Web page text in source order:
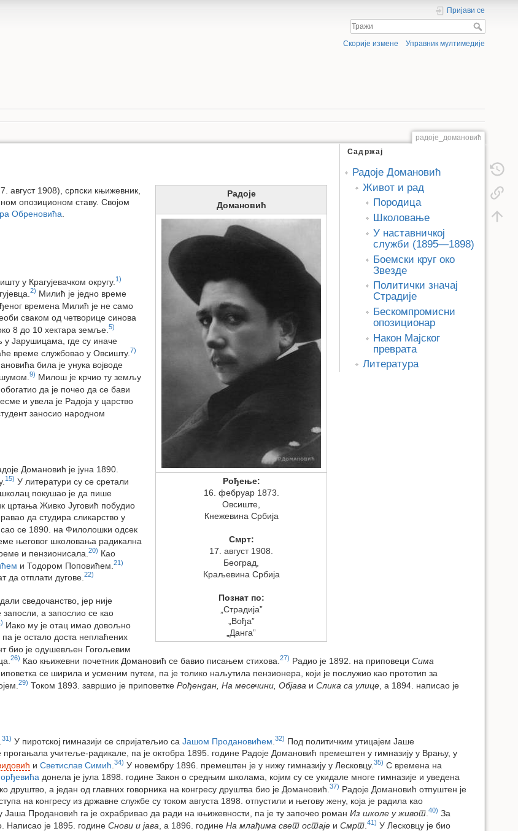
Пријави се
Скорије измене Управник мултимедије
радоје_домановић
Садржај
Радоје Домановић
Живот и рад
Породица
Школовање
У наставничкој
служби (1895—1898)
Боемски круг око
Звезде
Политички значај
Страдије
Бескомпромисни
опозиционар
Након Мајског
преврата
Литература
Радоје
Домановић
Рођење:
16. фебруар 1873.
Овсиште,
Кнежевина Србија
Смрт:
17. август 1908.
Београд,
Краљевина Србија
Познат по:
„Страдија”
„Вођа”
„Данга”
1908), српски књижевник,
опозиционом ставу. Својом
Обреновића.
у Крагујевачком округу. 1)
2) Милић је једно време
времена Милић је не само
сваком од четворице синова
8 до 10 хектара земље. 5)
у Јарушицама, где су иначе
време службовао у Овсишту. 7)
била је унука војводе
9) Милош је крчио ту земљу
да је почео да се бави
и увела је Радоја у царство
заносио народном
Домановић је јуна 1890.
15) У литератури су се сретали
покушао је да пише
цртања Живко Југовић побудио
да студира сликарство у
се 1890. на Филолошки одсек
његовог школовања радикална
и пензионисала. 20) Као
и Тодором Поповићем. 21)
да отплати дугове. 22)
сведочанство, јер није
запосли, а запослио се као
Иако му је отац имао довољно
, па је остало доста неплаћених
био је одушевљен Гогољевим
26) Као књижевни почетник Домановић се бавио писањем стихова. 27) Радио је 1892. на приповеци Сима
се ширила и усменим путем, па је толико наљутила пензионера, који је послужио као прототип за
29) Током 1893. завршио је приповетке Рођендан, На месечини, Објава и Слика са улице , а 1894. написао је
31) У пиротској гимназији се спријатељио са Јашом Продановићем 32) Под политичким утицајем Јаше
прогањала учитеље-радикале, па је октобра 1895. године Радоје Домановић премештен у гимназију у Врању, у
и Светислав Симић 34) У новембру 1896. премештен је у нижу гимназију у Лесковцу. 35) С времена на
донела је јула 1898. године Закон о средњим школама, којим су се укидале многе гимназије и уведена
друштво, а један од главних говорника на конгресу друштва био је Домановић. 37) Радоје Домановић отпуштен је
на конгресу из државне службе су током августа 1898. отпустили и његову жену, која је радила као
Јаша Продановић га је охрабривао да ради на књижевности, па је ту започео роман Из школе у живот 40) За
Написао је 1895. године Снови и јава , а 1896. године На млађима свет остаје и Смрт 41) У Лесковцу је био